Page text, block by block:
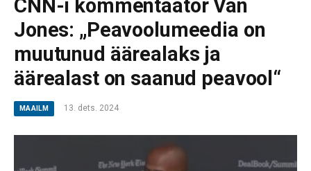
CNN-i kommentaator Van
Jones: „Peavoolumeedia on
muutunud äärealaks ja
äärealast on saanud peavool“
MAAILM 13. dets. 2024